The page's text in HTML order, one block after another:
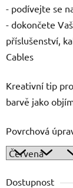
- podívejte se
- dokončete
příslušenství,
Cables
Kreativní tip
barvě jako
Povrchová
Dostupnost